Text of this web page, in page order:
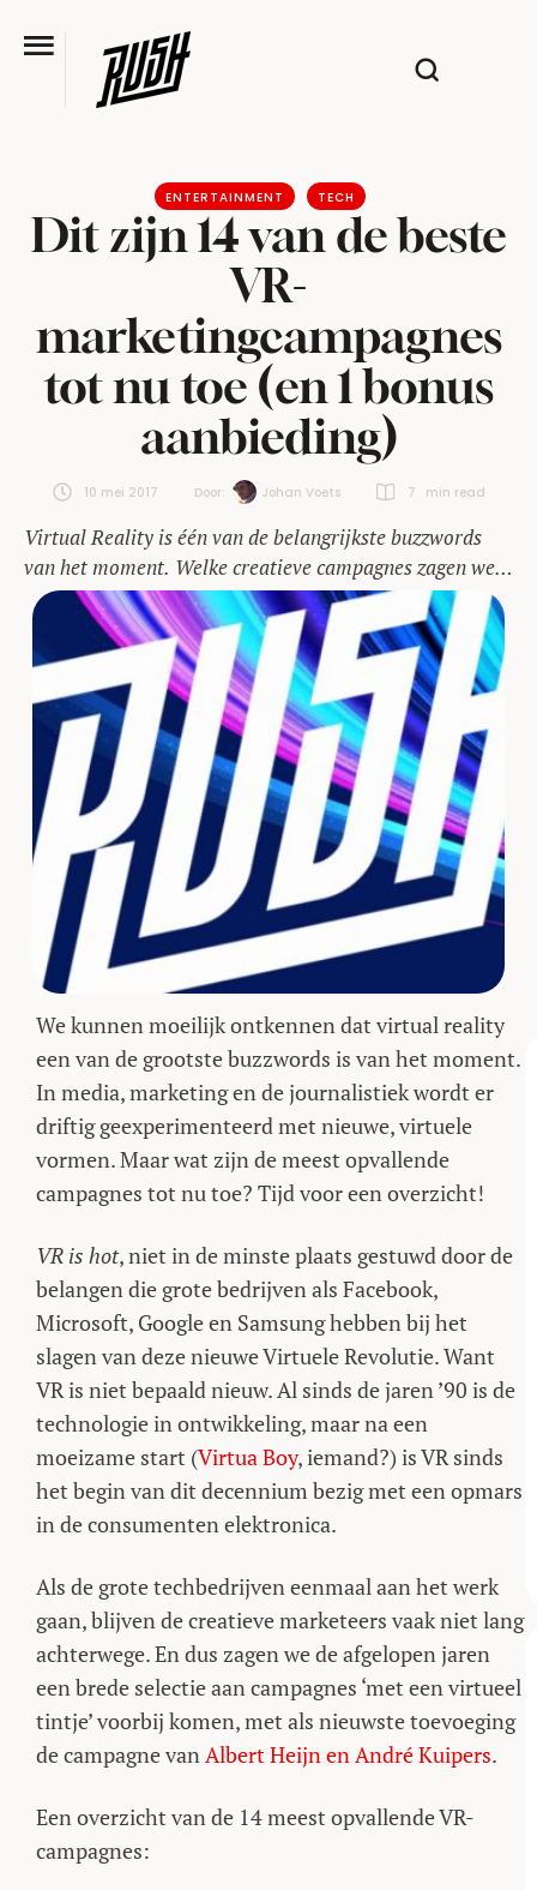
ENTERTAINMENT TECH
Dit zijn 14 van de beste
VR-
marketingcampagnes
tot nu toe (en 1 bonus
aanbieding)
10 mei 2017 Door: Johan Voets 7 min read
Virtual Reality is één van de belangrijkste buzzwords
van het moment. Welke creatieve campagnes zagen we
al voorbij komen?
We kunnen moeilijk ontkennen dat virtual reality
een van de grootste buzzwords is van het moment.
In media, marketing en de journalistiek wordt er
driftig geexperimenteerd met nieuwe, virtuele
vormen. Maar wat zijn de meest opvallende
campagnes tot nu toe? Tijd voor een overzicht!
VR is hot, niet in de minste plaats gestuwd door de
belangen die grote bedrijven als Facebook,
Microsoft, Google en Samsung hebben bij het
slagen van deze nieuwe Virtuele Revolutie. Want
VR is niet bepaald nieuw. Al sinds de jaren ’90 is de
technologie in ontwikkeling, maar na een
moeizame start (Virtua Boy, iemand?) is VR sinds
het begin van dit decennium bezig met een opmars
in de consumenten elektronica.
Als de grote techbedrijven eenmaal aan het werk
gaan, blijven de creatieve marketeers vaak niet lang
achterwege. En dus zagen we de afgelopen jaren
een brede selectie aan campagnes ‘met een virtueel
tintje’ voorbij komen, met als nieuwste toevoeging
de campagne vanAlbert Heijn en André Kuipers.
Een overzicht van de 14 meest opvallende VR-
campagnes: